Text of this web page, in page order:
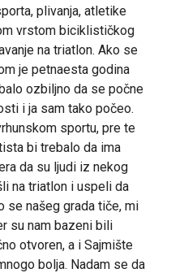
plivanja, atletike
vrstom biciklističkog
na triatlon. Ako se
je petnaesta godina
ozbiljno da se počne
i ja sam tako počeo.
sportu, pre te
bi trebalo da ima
da su ljudi iz nekog
na triatlon i uspeli da
se našeg grada tiče, mi
su nam bazeni bili
otvoren, a i Sajmište
bolja. Nadam se da